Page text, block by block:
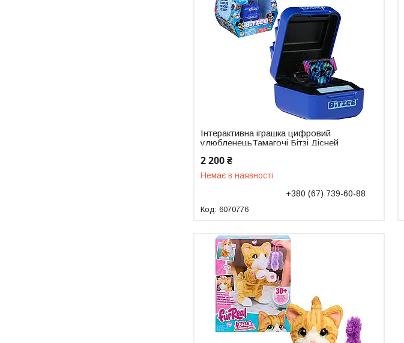
Інтерактивна іграшка цифровий
улюбленецьТамагочі Бітзі Дісней
2 200 ₴
Немає в наявності
+380 (67) 739-60-88
6070776